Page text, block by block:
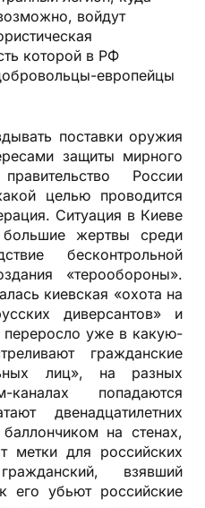
войдут
которой в РФ
европейцы
поставки оружия
защиты мирного
России
целью проводится
Ситуация в Киеве
жертвы среди
бесконтрольной
«терообороны».
киевская «охота на
диверсантов» и
переросло уже в какую-
гражданские
лиц», на разных
каналах попадаются
двенадцатилетних
на стенах,
метки для российских
взявший
его убьют российские